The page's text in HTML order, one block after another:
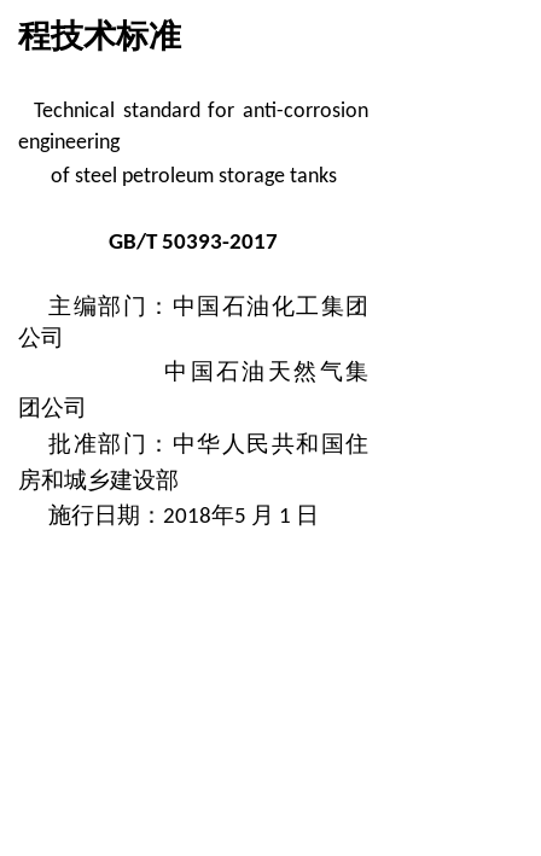
程技术标准
Technical standard for anti-corrosion
engineering
of steel petroleum storage tanks
GB/T 50393-2017
主编部门：中国石油化工集团
公司
中国石油天然气集
团公司
批准部门：中华人民共和国住
房和城乡建设部
施行日期 ：2018年5 月 1 日